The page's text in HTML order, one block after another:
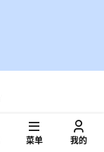
菜单 我的